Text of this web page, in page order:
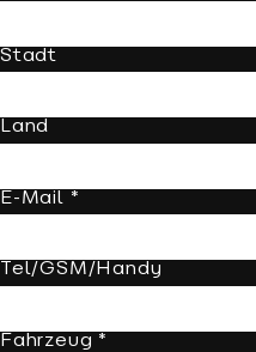
Stadt
Land
E-Mail *
Tel/GSM/Handy
Fahrzeug *